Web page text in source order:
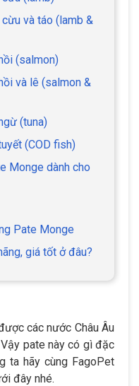
và táo (lamb &
(salmon)
và lê (salmon &
(tuna)
(COD fish)
Monge dành cho
Pate Monge
giá tốt ở đâu?
các nước Châu Âu
pate này có gì đặc
ta hãy cùng FagoPet
đây nhé.